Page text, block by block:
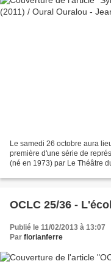
Le samedi 26 octobre aura
première d'une série de
(né en 1973) par Le Théâtre
OCLC 25/36 -
Publié le 11/02/2013 à 13:07
Par florianferre